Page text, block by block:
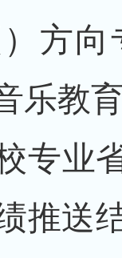
方
乐教
专业
推送